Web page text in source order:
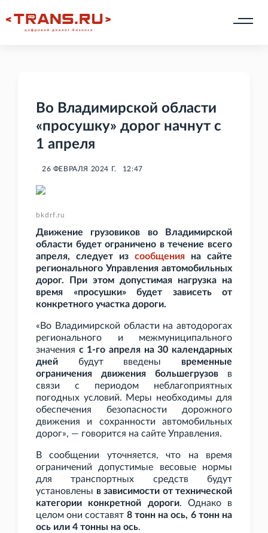
Во Владимирской области
«просушку» дорог начнут с
1 апреля
26 ФЕВРАЛЯ 2024 Г. 12:47
bkdrf.ru
Движение грузовиков во Владимирской
области будет ограничено в течение всего
апреля, следует из сообщения на сайте
регионального Управления автомобильных
дорог. При этом допустимая нагрузка на
время «просушки» будет зависеть от
конкретного участка дороги.
«Во Владимирской области на автодорогах
регионального и межмуниципального
значения с 1-го апреля на 30 календарных
дней будут введены временные
ограничения движения большегрузов в
связи с периодом неблагоприятных
погодных условий. Меры необходимы для
обеспечения безопасности дорожного
движения и сохранности автомобильных
дорог», — говорится на сайте Управления.
В сообщении уточняется, что на время
ограничений допустимые весовые нормы
для транспортных средств будут
установлены в зависимости от технической
категории конкретной дороги. Однако в
целом они составят 8 тонн на ось, 6 тонн на
ось или 4 тонны на ось.